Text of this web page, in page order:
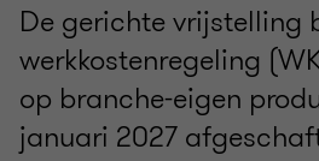
De gerichte vrijstelling
werkkostenregeling
op branche-eigen
januari 2027